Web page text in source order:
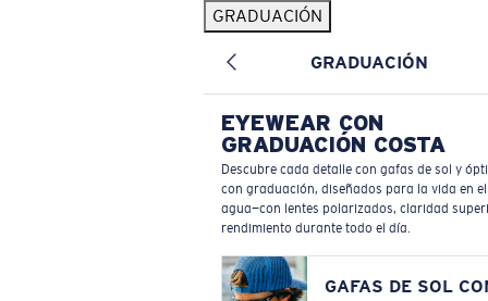
GRADUACIÓN
GRADUACIÓN
EYEWEAR CON
GRADUACIÓN COSTA
Descubre cada detalle con gafas de sol y
con graduación, diseñados para la vida en el
agua—con lentes polarizados, claridad
rendimiento durante todo el día.
GAFAS DE SOL